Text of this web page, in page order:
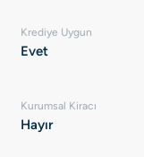
Krediye Uygun
Evet
Kurumsal Kiracı
Hayır